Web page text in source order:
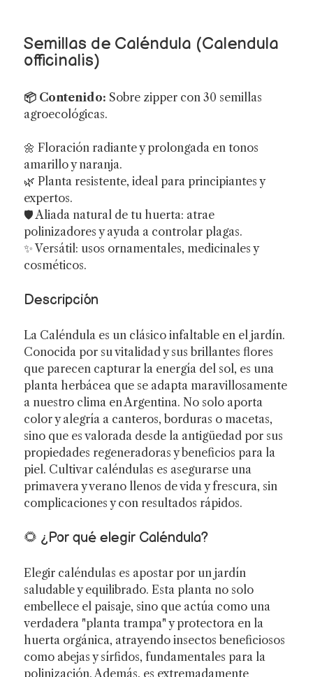
Semillas de Caléndula (Calendula
officinalis)
📦 Contenido: Sobre zipper con 30 semillas
agroecológicas.
🌼 Floración radiante y prolongada en tonos
amarillo y naranja.
🌿 Planta resistente, ideal para principiantes y
expertos.
🛡️ Aliada natural de tu huerta: atrae
polinizadores y ayuda a controlar plagas.
✨ Versátil: usos ornamentales, medicinales y
cosméticos.
Descripción
La Caléndula es un clásico infaltable en el jardín.
Conocida por su vitalidad y sus brillantes flores
que parecen capturar la energía del sol, es una
planta herbácea que se adapta maravillosamente
a nuestro clima en Argentina. No solo aporta
color y alegría a canteros, borduras o macetas,
sino que es valorada desde la antigüedad por sus
propiedades regeneradoras y beneficios para la
piel. Cultivar caléndulas es asegurarse una
primavera y verano llenos de vida y frescura, sin
complicaciones y con resultados rápidos.
🌻 ¿Por qué elegir Caléndula?
Elegir caléndulas es apostar por un jardín
saludable y equilibrado. Esta planta no solo
embellece el paisaje, sino que actúa como una
verdadera "planta trampa" y protectora en la
huerta orgánica, atrayendo insectos beneficiosos
como abejas y sírfidos, fundamentales para la
polinización. Además, es extremadamente